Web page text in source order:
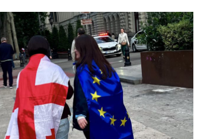
Read
article
"Norge
fremme
en
mellomstatlig
klage
mot
Georgia"